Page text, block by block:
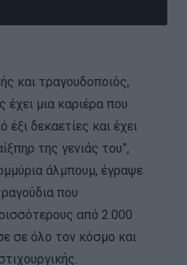
και τραγουδοποιός,
μια καριέρα που
έξι δεκαετίες και έχει
της γενιάς του”,
άλμπουμ, έγραψε
που
από 2.000
σε όλο τον κόσμο και